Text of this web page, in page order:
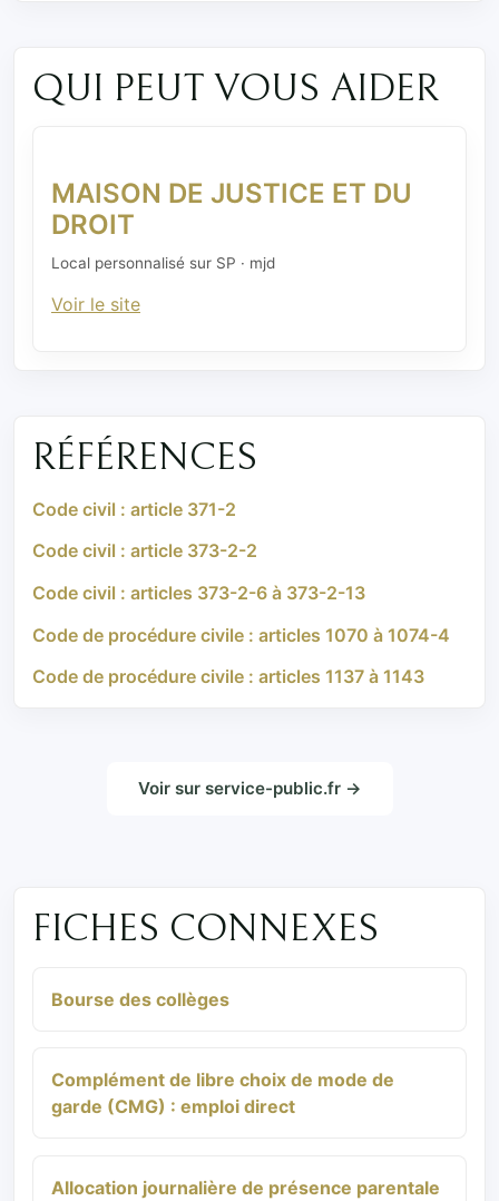
QUI PEUT VOUS AIDER
MAISON DE JUSTICE ET DU
DROIT
Local personnalisé sur SP · mjd
Voir le site
RÉFÉRENCES
Code civil : article 371-2
Code civil : article 373-2-2
Code civil : articles 373-2-6 à 373-2-13
Code de procédure civile : articles 1070 à 1074-4
Code de procédure civile : articles 1137 à 1143
Voir sur service-public.fr →
FICHES CONNEXES
Bourse des collèges
Complément de libre choix de mode de
garde (CMG) : emploi direct
Allocation journalière de présence parentale